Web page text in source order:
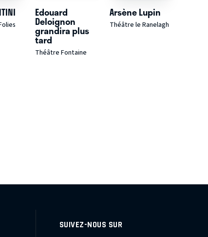
Edouard
Deloignon
grandira plus
tard
Théâtre Fontaine
Arsène Lupin
Théâtre le Ranelagh
SUIVEZ-NOUS SUR